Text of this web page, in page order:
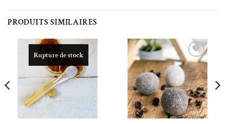
PRODUITS SIMILAIRES
Rupture de stock
Ajouter à la liste de souhaits